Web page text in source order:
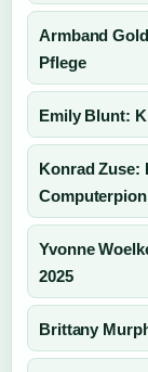
Armband
Pflege
Emily Blunt:
Konrad Zuse:
Yvonne
2025
Brittany